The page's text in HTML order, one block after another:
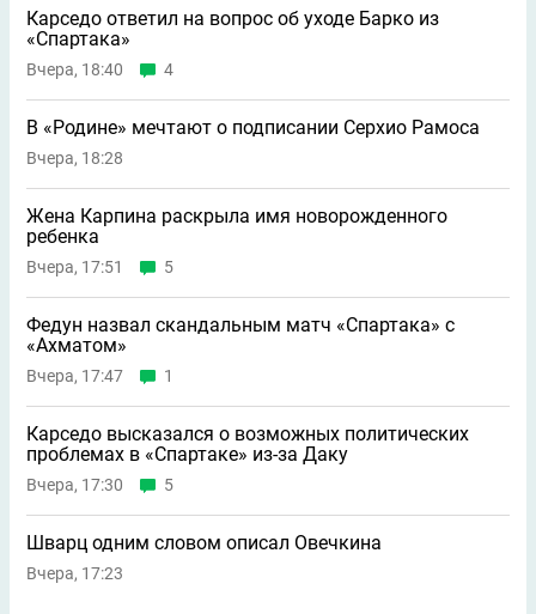
Карседо ответил на вопрос об уходе Барко из
«Спартака»
Вчера, 18:40 4
В «Родине» мечтают о подписании Серхио Рамоса
Вчера, 18:28
Жена Карпина раскрыла имя новорождeнного
ребeнка
Вчера, 17:51 5
Федун назвал скандальным матч «Спартака» с
«Ахматом»
Вчера, 17:47 1
Карседо высказался о возможных политических
проблемах в «Спартаке» из-за Даку
Вчера, 17:30 5
Шварц одним словом описал Овечкина
Вчера, 17:23